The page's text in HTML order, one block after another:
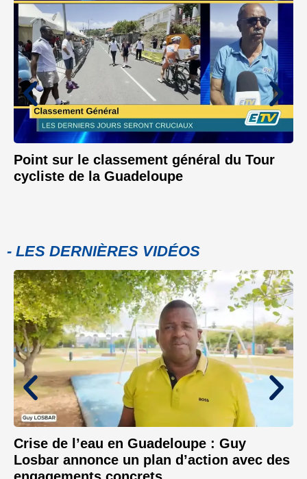
Point sur le classement général du Tour
cycliste de la Guadeloupe
- LES DERNIÈRES VIDÉOS
Crise de l’eau en Guadeloupe : Guy
Losbar annonce un plan d’action avec des